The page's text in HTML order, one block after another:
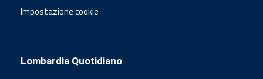
Impostazione cookie
Lombardia Quotidiano